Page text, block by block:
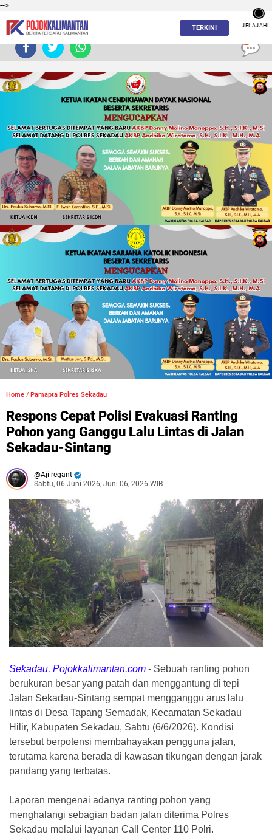
-->
TERKINI JELAJAHI
Home / Pamapta Polres Sekadau
Respons Cepat Polisi Evakuasi Ranting
Pohon yang Ganggu Lalu Lintas di Jalan
Sekadau-Sintang
Aji regant
Sabtu, 06 Juni 2026, Juni 06, 2026 WIB
Sekadau, Pojokkalimantan.com - Sebuah ranting pohon
berukuran besar yang patah dan menggantung di tepi
Jalan Sekadau-Sintang sempat mengganggu arus lalu
lintas di Desa Tapang Semadak, Kecamatan Sekadau
Hilir, Kabupaten Sekadau, Sabtu (6/6/2026). Kondisi
tersebut berpotensi membahayakan pengguna jalan,
terutama karena berada di kawasan tikungan dengan jarak
pandang yang terbatas.
Laporan mengenai adanya ranting pohon yang
menghalangi sebagian badan jalan diterima Polres
Sekadau melalui layanan Call Center 110 Polri.